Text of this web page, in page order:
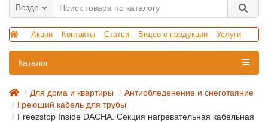
Везде
Акции Контакты Статьи Видео о продукции Услуги
Каталог
Для дома и квартиры
Антиобледенение и снеготаяние
Греющий кабель для трубы
Freezstop Inside DACHA. Секция нагревательная кабельная